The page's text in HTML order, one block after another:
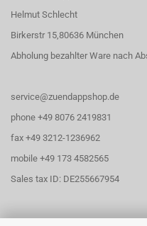
Helmut Schlecht
Birkerstr 15,80636 München
Abholung bezahlter Ware nach
service@zuendappshop.de
phone +49 8076 2419831
fax +49 3212-1236962
mobile +49 173 4582565
Sales tax ID: DE255667954